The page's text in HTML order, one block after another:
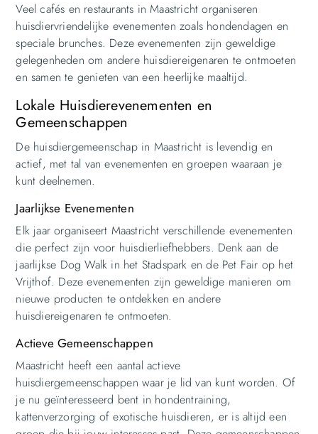
Veel cafés en restaurants in Maastricht organiseren
huisdiervriendelijke evenementen zoals hondendagen en
speciale brunches. Deze evenementen zijn geweldige
gelegenheden om andere huisdiereigenaren te ontmoeten
en samen te genieten van een heerlijke maaltijd.
Lokale Huisdierevenementen en
Gemeenschappen
De huisdiergemeenschap in Maastricht is levendig en
actief, met tal van evenementen en groepen waaraan je
kunt deelnemen.
Jaarlijkse Evenementen
Elk jaar organiseert Maastricht verschillende evenementen
die perfect zijn voor huisdierliefhebbers. Denk aan de
jaarlijkse Dog Walk in het Stadspark en de Pet Fair op het
Vrijthof. Deze evenementen zijn geweldige manieren om
nieuwe producten te ontdekken en andere
huisdiereigenaren te ontmoeten.
Actieve Gemeenschappen
Maastricht heeft een aantal actieve
huisdiergemeenschappen waar je lid van kunt worden. Of
je nu geïnteresseerd bent in hondentraining,
kattenverzorging of exotische huisdieren, er is altijd een